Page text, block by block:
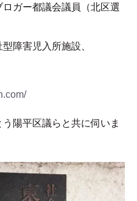
ガー都議会議員（北区選
障害児入所施設、
陽平区議らと共に伺いま